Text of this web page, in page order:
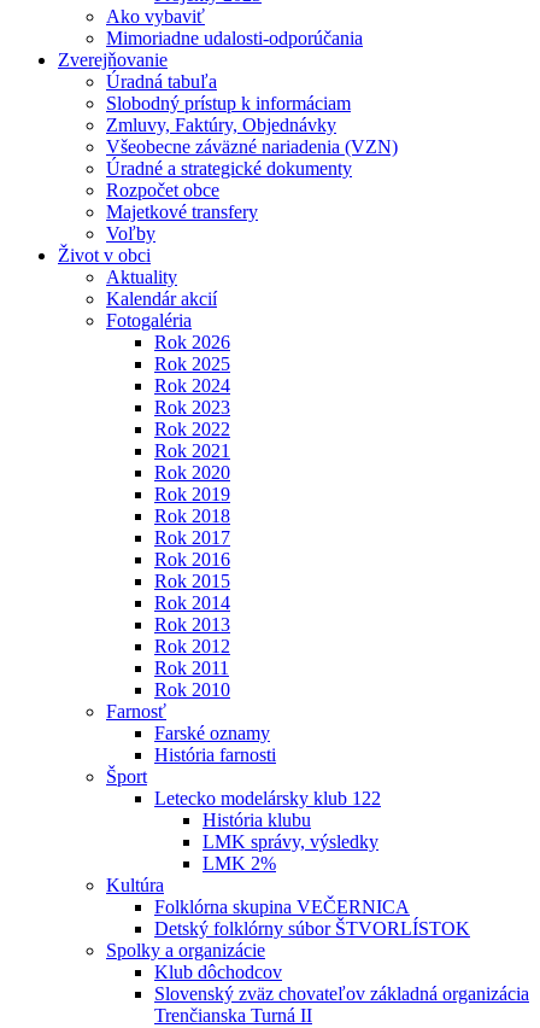
Ako vybaviť
Mimoriadne udalosti-odporúčania
Zverejňovanie
Úradná tabuľa
Slobodný prístup k informáciam
Zmluvy, Faktúry, Objednávky
Všeobecne záväzné nariadenia (VZN)
Úradné a strategické dokumenty
Rozpočet obce
Majetkové transfery
Voľby
Život v obci
Aktuality
Kalendár akcií
Fotogaléria
Rok 2026
Rok 2025
Rok 2024
Rok 2023
Rok 2022
Rok 2021
Rok 2020
Rok 2019
Rok 2018
Rok 2017
Rok 2016
Rok 2015
Rok 2014
Rok 2013
Rok 2012
Rok 2011
Rok 2010
Farnosť
Farské oznamy
História farnosti
Šport
Letecko modelársky klub 122
História klubu
LMK správy, výsledky
LMK 2%
Kultúra
Folklórna skupina VEČERNICA
Detský folklórny súbor ŠTVORLÍSTOK
Spolky a organizácie
Klub dôchodcov
Slovenský zväz chovateľov základná organizácia
Trenčianska Turná II